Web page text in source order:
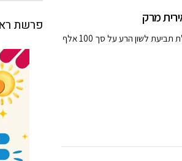
מרק
חברת המועצה ויו"ר האופוזיציה, הדר לביא, הגישה לבית המשפט השלום בפ"ת תביעת לשון הרע על סך 100 אלף
פרשת ראה כניסה: